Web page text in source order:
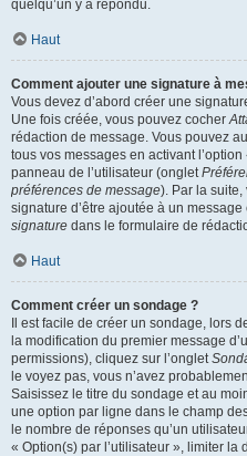
quelqu’un y a répondu.
Haut
Comment ajouter une signature à
Vous devez d’abord créer une
Une fois créée, vous pouvez cocher
rédaction de message. Vous pouvez
tous vos messages en activant
panneau de l’utilisateur (onglet
préférences de message). Par la
signature d’être ajoutée à un
signature dans le formulaire de
Haut
Comment créer un sondage ?
Il est facile de créer un sondage, lors
la modification du premier message
permissions), cliquez sur l’onglet
le voyez pas, vous n’avez
Saisissez le titre du sondage et au
une option par ligne dans le champ
le nombre de réponses qu’un
« Option(s) par l’utilisateur », limiter